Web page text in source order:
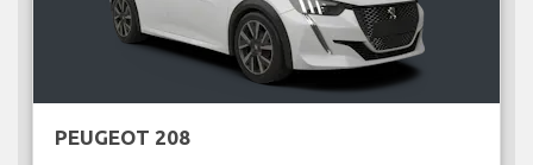
PEUGEOT 208